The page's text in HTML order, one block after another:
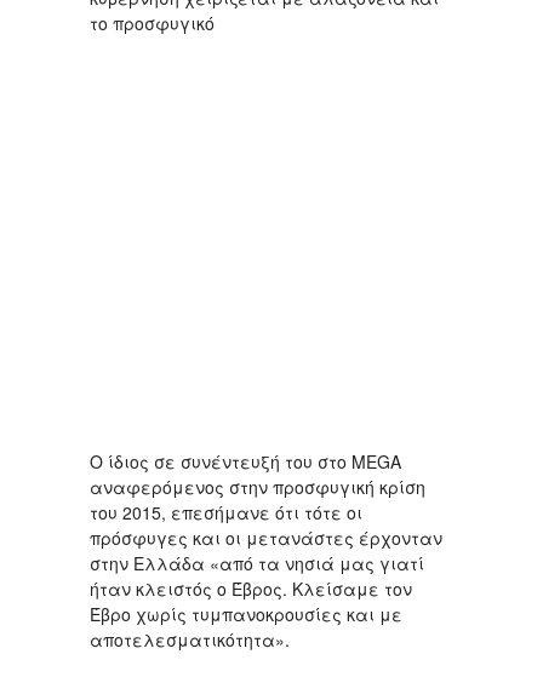
το προσφυγικό
Ο ίδιος σε συνέντευξή του στο MEGA
αναφερόμενος στην προσφυγική κρίση
του 2015, επεσήμανε ότι τότε οι
πρόσφυγες και οι μετανάστες έρχονταν
στην Ελλάδα «από τα νησιά μας γιατί
ήταν κλειστός ο Έβρος. Κλείσαμε τον
Έβρο χωρίς τυμπανοκρουσίες και με
αποτελεσματικότητα».